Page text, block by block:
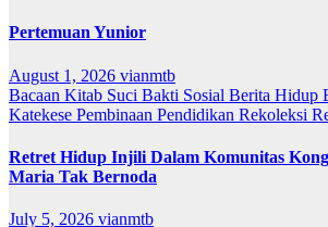
Pertemuan Yunior
August 1, 2026 vianmtb
Bacaan Kitab Suci Bakti Sosial Berita Hidup
Katekese Pembinaan Pendidikan Rekoleksi
Retret Hidup Injili Dalam Komunitas
Maria Tak Bernoda
July 5, 2026 vianmtb